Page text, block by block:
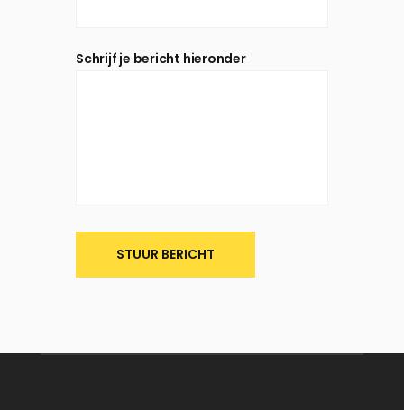
Schrijf je bericht hieronder